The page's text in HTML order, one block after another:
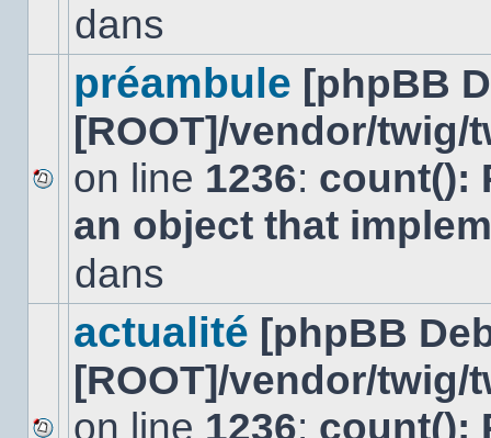
dansdans
Aucun
nouveau
message
sujet.
préambule [phpBB
[ROOT]/vendor/
on line 1236: count():
an object that
dans
actualité [phpBB
[ROOT]/vendor/
on line 1236: count():